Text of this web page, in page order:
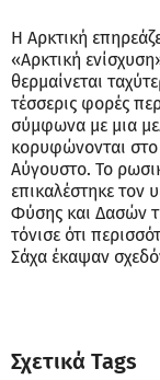
Η Αρκτική
«Αρκτική
θερμαίνεται
τέσσερις φορές
σύμφωνα με μια
κορυφώνονται στο
Αύγουστο. Το
επικαλέστηκε τον
Φύσης και Δασών
τόνισε ότι
Σάχα έκαψαν
Σχετικά Tags